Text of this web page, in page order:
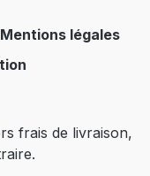
Mentions légales
frais de livraison,